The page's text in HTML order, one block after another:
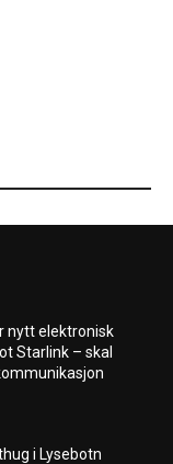
nytt elektronisk
Starlink – skal
i Lysebotn